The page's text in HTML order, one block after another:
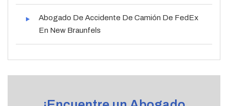
Abogado De Accidente De Camión De FedEx
En New Braunfels